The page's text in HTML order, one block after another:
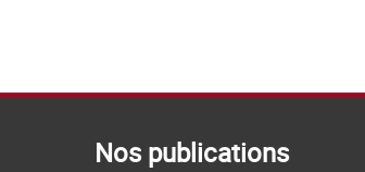
Nos publications